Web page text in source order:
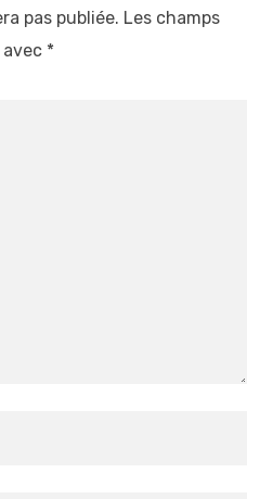
pas publiée. Les champs
*